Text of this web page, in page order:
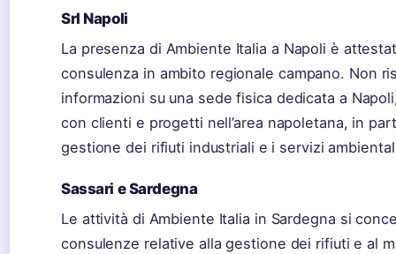
Srl Napoli
La presenza di Ambiente Italia a Napoli è
consulenza in ambito regionale campano. Non
informazioni su una sede fisica dedicata a
con clienti e progetti nell’area napoletana, in
gestione dei rifiuti industriali e i servizi
Sassari e Sardegna
Le attività di Ambiente Italia in Sardegna si
consulenze relative alla gestione dei rifiuti e al